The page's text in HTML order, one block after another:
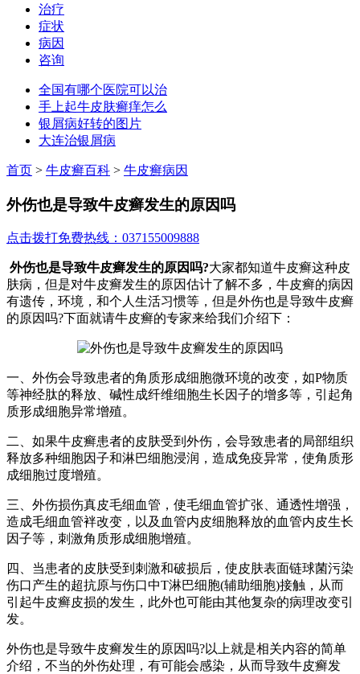
治疗
症状
病因
咨询
全国有哪个医院可以治
手上起牛皮肤癣痒怎么
银屑病好转的图片
大连治银屑病
首页 > 牛皮癣百科 > 牛皮癣病因
外伤也是导致牛皮癣发生的原因吗
点击拨打免费热线：037155009888
外伤也是导致牛皮癣发生的原因吗?大家都知道牛皮癣这种皮
肤病，但是对牛皮癣发生的原因估计了解不多，牛皮癣的病因
有遗传，环境，和个人生活习惯等，但是外伤也是导致牛皮癣
的原因吗?下面就请牛皮癣的专家来给我们介绍下：
一、外伤会导致患者的角质形成细胞微环境的改变，如P物质
等神经肽的释放、碱性成纤维细胞生长因子的增多等，引起角
质形成细胞异常增殖。
二、如果牛皮癣患者的皮肤受到外伤，会导致患者的局部组织
释放多种细胞因子和淋巴细胞浸润，造成免疫异常，使角质形
成细胞过度增殖。
三、外伤损伤真皮毛细血管，使毛细血管扩张、通透性增强，
造成毛细血管袢改变，以及血管内皮细胞释放的血管内皮生长
因子等，刺激角质形成细胞增殖。
四、当患者的皮肤受到刺激和破损后，使皮肤表面链球菌污染
伤口产生的超抗原与伤口中T淋巴细胞(辅助细胞)接触，从而
引起牛皮癣皮损的发生，此外也可能由其他复杂的病理改变引
发。
外伤也是导致牛皮癣发生的原因吗?以上就是相关内容的简单
介绍，不当的外伤处理，有可能会感染，从而导致牛皮癣发